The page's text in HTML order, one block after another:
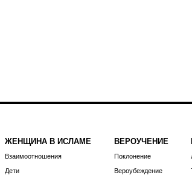
ЖЕНЩИНА В ИСЛАМЕ
Взаимоотношения
Дети
ВЕРОУЧЕНИЕ
Поклонение
Вероубеждение